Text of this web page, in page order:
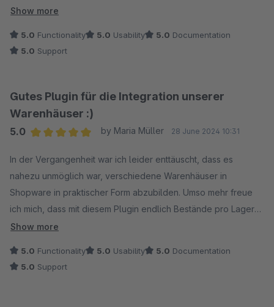
spezifischen Fragen immer kompetent an unserer Seite und
Show more
5.0 Functionality 5.0 Usability 5.0 Documentation
5.0 Support
Gutes Plugin für die Integration unserer
Warenhäuser :)
5.0
by Maria Müller 28 June 2024 10:31
In der Vergangenheit war ich leider enttäuscht, dass es
nahezu unmöglich war, verschiedene Warenhäuser in
Shopware in praktischer Form abzubilden. Umso mehr freue
ich mich, dass mit diesem Plugin endlich Bestände pro Lager
abgebildet werden können. Die Ersteinrichtung hat zwar etwas
die entwicklerfreundliche Integrationsmöglichkeit für
Drittsysteme haben den Prozess deutlich erleichtert.
Show more
5.0 Functionality 5.0 Usability 5.0 Documentation
5.0 Support